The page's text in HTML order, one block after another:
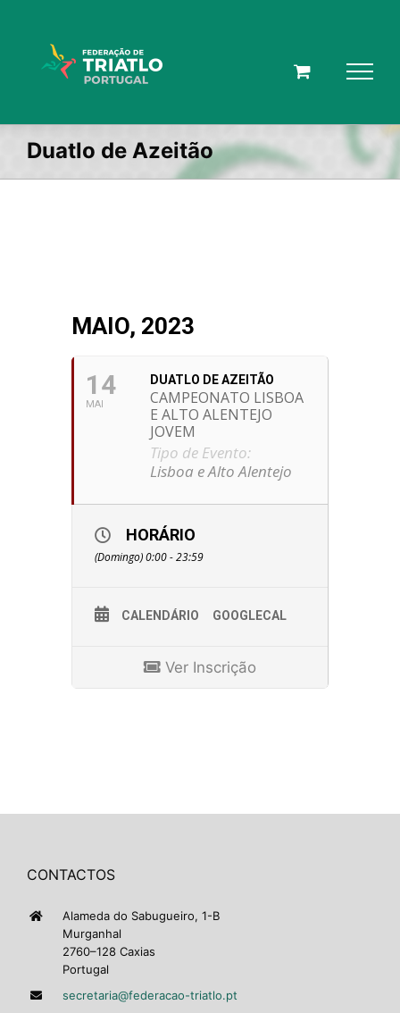
Duatlo de Azeitão
MAIO, 2023
14
MAI
DUATLO DE AZEITÃO
CAMPEONATO LISBOA
E ALTO ALENTEJO
JOVEM
Tipo de Evento:
Lisboa e Alto Alentejo
HORÁRIO
(Domingo) 0:00 - 23:59
CALENDÁRIO GOOGLECAL
Ver Inscrição
CONTACTOS
Alameda do Sabugueiro, 1-B
Murganhal
2760–128 Caxias
Portugal
secretaria@federacao-triatlo.pt